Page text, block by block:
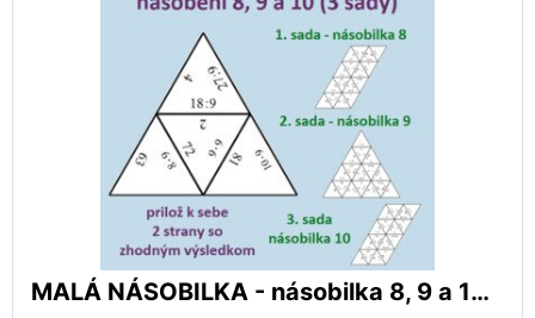
MALÁ NÁSOBILKA - násobilka 8, 9 a 10 - násobenie a delenie